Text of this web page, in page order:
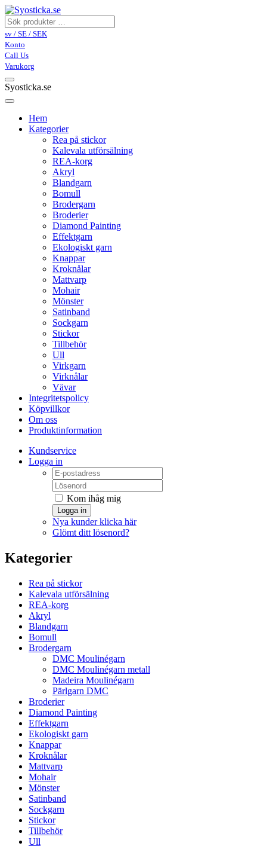
sv / SE / SEK
Konto
Call Us
Varukorg
Syosticka.se
Hem
Kategorier
Rea på stickor
Kalevala utförsälning
REA-korg
Akryl
Blandgarn
Bomull
Brodergarn
Broderier
Diamond Painting
Effektgarn
Ekologiskt garn
Knappar
Kroknålar
Mattvarp
Mohair
Mönster
Satinband
Sockgarn
Stickor
Tillbehör
Ull
Virkgarn
Virknålar
Vävar
Integritetspolicy
Köpvillkor
Om oss
Produktinformation
Kundservice
Logga in
Kom ihåg mig
Logga in
Nya kunder klicka här
Glömt ditt lösenord?
Kategorier
Rea på stickor
Kalevala utförsälning
REA-korg
Akryl
Blandgarn
Bomull
Brodergarn
DMC Moulinégarn
DMC Moulinégarn metall
Madeira Moulinégarn
Pärlgarn DMC
Broderier
Diamond Painting
Effektgarn
Ekologiskt garn
Knappar
Kroknålar
Mattvarp
Mohair
Mönster
Satinband
Sockgarn
Stickor
Tillbehör
Ull